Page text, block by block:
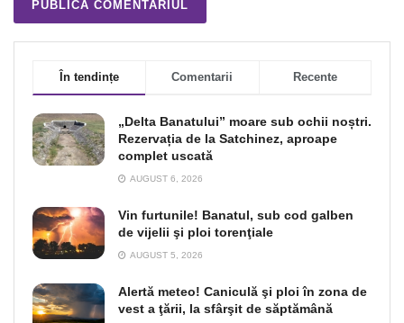
În tendințe Comentarii Recente
„Delta Banatului” moare sub ochii noștri.
Rezervația de la Satchinez, aproape
complet uscată
AUGUST 6, 2026
Vin furtunile! Banatul, sub cod galben
de vijelii şi ploi torenţiale
AUGUST 5, 2026
Alertă meteo! Caniculă şi ploi în zona de
vest a ţării, la sfârşit de săptămână